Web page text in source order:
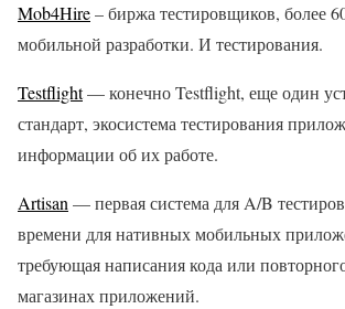
Mob4Hire– биржа тестировщиков, более
мобильной разработки. И тестирования.
Testflight— конечно Testflight, еще один
стандарт, экосистема тестирования
информации об их работе.
Artisan — первая система для A/B
времени для нативных мобильных
требующая написания кода или
магазинах приложений.